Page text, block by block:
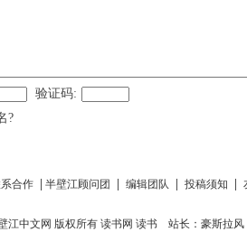
验证码:
?
合作 半壁江顾问团 编辑团队 投稿须知
江中文网 版权所有读书网 读书
站长：豪斯拉风